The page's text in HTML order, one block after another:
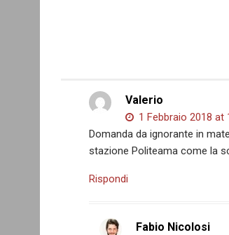
Valerio
1 Febbraio 2018 at
Domanda da ignorante in
stazione Politeama come la
Rispondi
Fabio Nicolosi